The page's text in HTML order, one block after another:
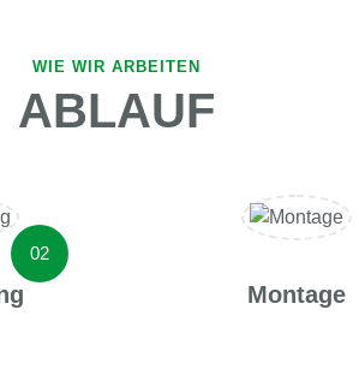
WIE WIR ARBEITEN
ABLAUF
Montage